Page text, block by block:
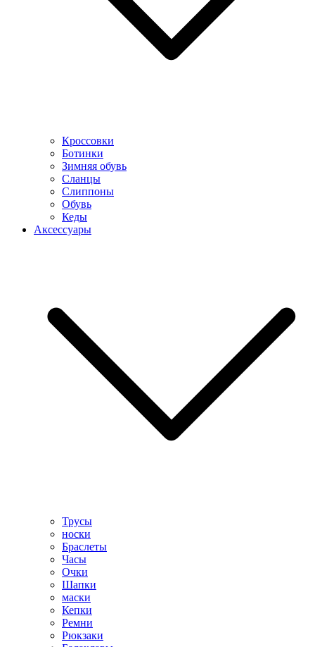
Кроссовки
Ботинки
Зимняя обувь
Сланцы
Слиппоны
Обувь
Кеды
Аксессуары
Трусы
носки
Браслеты
Часы
Очки
Шапки
маски
Кепки
Ремни
Рюкзаки